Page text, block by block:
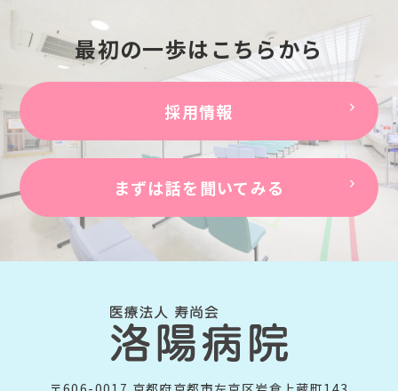
最初の一歩はこちらから
採用情報
まずは話を聞いてみる